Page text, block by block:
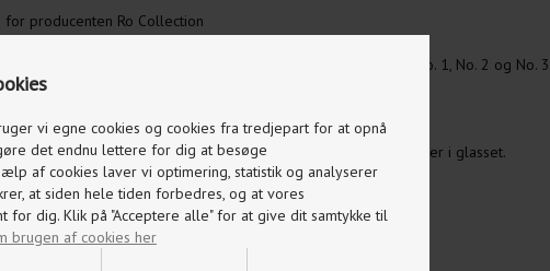
vi egne cookies og cookies fra tredjepart for at opnå
det endnu lettere for dig at besøge
af cookies laver vi optimering, statistik og analyserer
at siden hele tiden forbedres, og at vores
dig. Klik på "Acceptere alle" for at give dit samtykke til
brugen af cookies her
for producenten Ro Collection
fås i farverne indigo blue og smoked grey. Herudover fås No. 1, No. 2 og No.
unikt præg og man vil derfor f.eks. kunne opleve små luftbobler i glasset.